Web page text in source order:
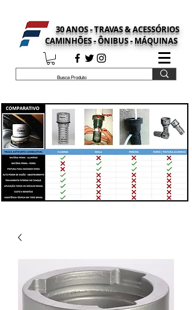
30 ANOS - TRAVAS & ACESSÓRIOS
CAMINHÕES - ÔNIBUS - MÁQUINAS